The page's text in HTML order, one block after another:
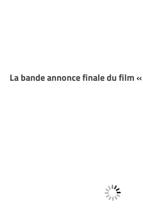
La bande annonce finale du film